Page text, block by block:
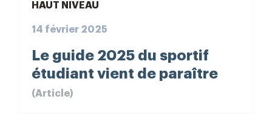
HAUT NIVEAU
14 février 2025
Le guide 2025 du sportif
étudiant vient de paraître
(Article)